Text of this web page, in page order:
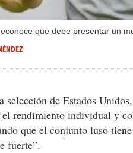
que debe presentar un
selección de Estados
rendimiento individual y
que el conjunto luso
fuerte”.